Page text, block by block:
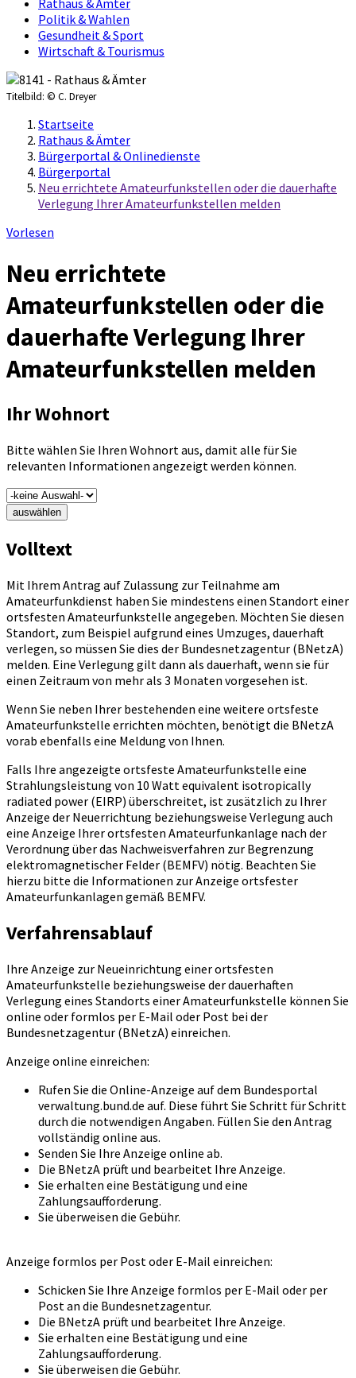
Rathaus & Ämter
Politik & Wahlen
Gesundheit & Sport
Wirtschaft & Tourismus
Titelbild: © C. Dreyer
Startseite
Rathaus & Ämter
Bürgerportal & Onlinedienste
Bürgerportal
Neu errichtete Amateurfunkstellen oder die dauerhafte
Verlegung Ihrer Amateurfunkstellen melden
Vorlesen
Neu errichtete
Amateurfunkstellen oder die
dauerhafte Verlegung Ihrer
Amateurfunkstellen melden
Ihr Wohnort
Bitte wählen Sie Ihren Wohnort aus, damit alle für Sie
relevanten Informationen angezeigt werden können.
auswählen
Volltext
Mit Ihrem Antrag auf Zulassung zur Teilnahme am
Amateurfunkdienst haben Sie mindestens einen Standort einer
ortsfesten Amateurfunkstelle angegeben. Möchten Sie diesen
Standort, zum Beispiel aufgrund eines Umzuges, dauerhaft
verlegen, so müssen Sie dies der Bundesnetzagentur (BNetzA)
melden. Eine Verlegung gilt dann als dauerhaft, wenn sie für
einen Zeitraum von mehr als 3 Monaten vorgesehen ist.
Wenn Sie neben Ihrer bestehenden eine weitere ortsfeste
Amateurfunkstelle errichten möchten, benötigt die BNetzA
vorab ebenfalls eine Meldung von Ihnen.
Falls Ihre angezeigte ortsfeste Amateurfunkstelle eine
Strahlungsleistung von 10 Watt equivalent isotropically
radiated power (EIRP) überschreitet, ist zusätzlich zu Ihrer
Anzeige der Neuerrichtung beziehungsweise Verlegung auch
eine Anzeige Ihrer ortsfesten Amateurfunkanlage nach der
Verordnung über das Nachweisverfahren zur Begrenzung
elektromagnetischer Felder (BEMFV) nötig. Beachten Sie
hierzu bitte die Informationen zur Anzeige ortsfester
Amateurfunkanlagen gemäß BEMFV.
Verfahrensablauf
Ihre Anzeige zur Neueinrichtung einer ortsfesten
Amateurfunkstelle beziehungsweise der dauerhaften
Verlegung eines Standorts einer Amateurfunkstelle können Sie
online oder formlos per E-Mail oder Post bei der
Bundesnetzagentur (BNetzA) einreichen.
Anzeige online einreichen:
Rufen Sie die Online-Anzeige auf dem Bundesportal
verwaltung.bund.de auf. Diese führt Sie Schritt für Schritt
durch die notwendigen Angaben. Füllen Sie den Antrag
vollständig online aus.
Senden Sie Ihre Anzeige online ab.
Die BNetzA prüft und bearbeitet Ihre Anzeige.
Sie erhalten eine Bestätigung und eine
Zahlungsaufforderung.
Sie überweisen die Gebühr.
Anzeige formlos per Post oder E-Mail einreichen:
Schicken Sie Ihre Anzeige formlos per E-Mail oder per
Post an die Bundesnetzagentur.
Die BNetzA prüft und bearbeitet Ihre Anzeige.
Sie erhalten eine Bestätigung und eine
Zahlungsaufforderung.
Sie überweisen die Gebühr.